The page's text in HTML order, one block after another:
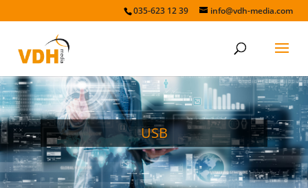
035-623 12 39 info@vdh-media.com
USB